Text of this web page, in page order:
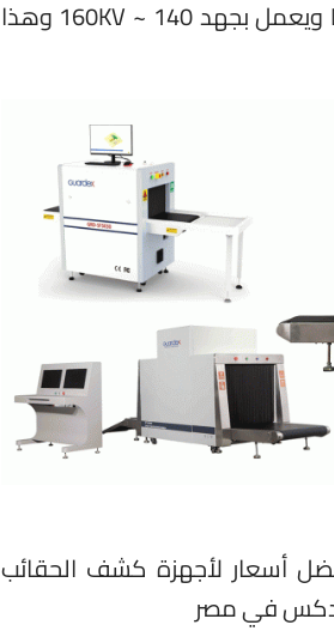
النوع الثانى الأعلى كفاءة مولد الأشعة الثنائي Dual Energy Generator ويعمل بجهد 140 ~ 160KV وهذا
أسعار لأجهزة كشف الحقائب
في مصر